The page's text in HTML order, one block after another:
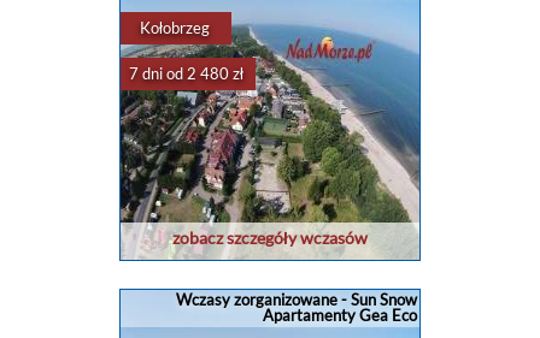
Kołobrzeg
7 dni od 2 480 zł
zobacz szczegóły wczasów
Wczasy zorganizowane - Sun Snow
Apartamenty Gea Eco